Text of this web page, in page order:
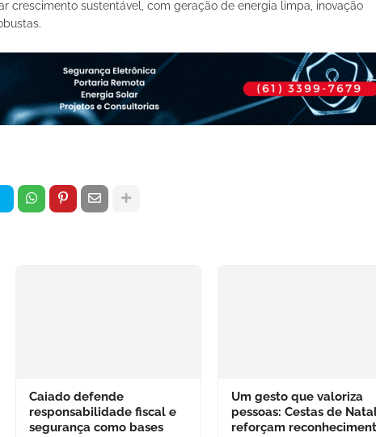
crescimento sustentável, com geração de energia limpa, inovação
Caiado defende
responsabilidade fiscal e
segurança como bases
Um gesto que valoriza
pessoas: Cestas de
reforçam